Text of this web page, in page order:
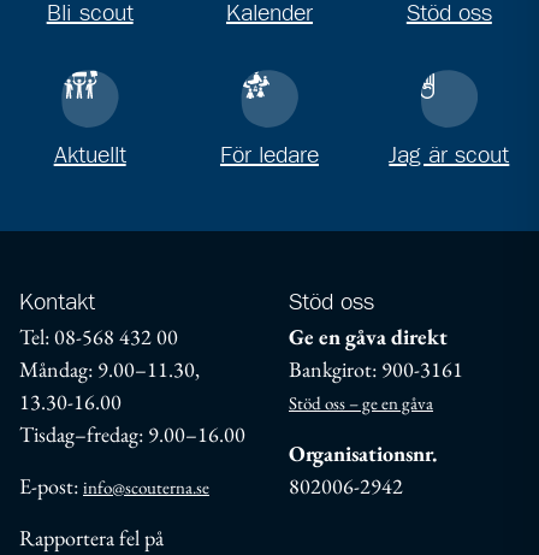
Bli scout Kalender Stöd oss
Aktuellt För ledare Jag är scout
Kontakt
Tel: 08-568 432 00
Måndag: 9.00–11.30,
13.30-16.00
Tisdag–fredag: 9.00–16.00
E-post: info@scouterna.se
Rapportera fel på
Stöd oss
Ge en gåva direkt
Bankgirot: 900-3161
Stöd oss – ge en gåva
Organisationsnr.
802006-2942